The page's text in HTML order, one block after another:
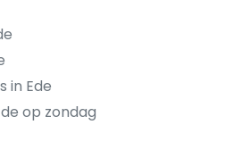
in Ede
op zondag